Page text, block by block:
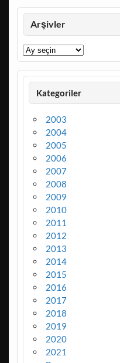
Arşivler
Arşivler
Kategoriler
2003
2004
2005
2006
2007
2008
2009
2010
2011
2012
2013
2014
2015
2016
2017
2018
2019
2020
2021